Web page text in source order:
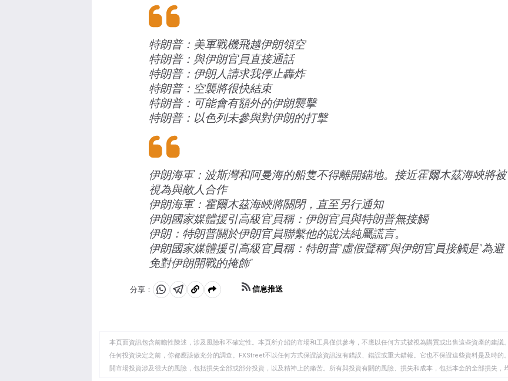
特朗普：美軍戰機飛越伊朗領空
特朗普：與伊朗官員直接通話
特朗普：伊朗人請求我停止轟炸
特朗普：空襲將很快結束
特朗普：可能會有額外的伊朗襲擊
特朗普：以色列未參與對伊朗的打擊
伊朗海軍：波斯灣和阿曼海的船隻不得離開錨地。接近霍爾木茲海峽將被
視為與敵人合作
伊朗海軍：霍爾木茲海峽將關閉，直至另行通知
伊朗國家媒體援引高級官員稱：伊朗官員與特朗普無接觸
伊朗：特朗普關於伊朗官員聯繫他的說法純屬謊言。
伊朗國家媒體援引高級官員稱：特朗普"虛假聲稱"與伊朗官員接觸是"為避
免對伊朗開戰的掩飾"
分享：
分
WhatsApp
分
Telegram
複
剪
貼
板
信息推送
本頁面資訊包含前瞻性陳述，涉及風險和不確定性。本頁所介紹的市場和工具僅供參考，不應以任何方式被視為購買或出售這些資產的建議
任何投資決定之前，你都應該做充分的調查。FXStreet不以任何方式保證該資訊沒有錯誤、錯誤或重大錯報。它也不保證這些資料是及時的
開市場投資涉及很大的風險，包括損失全部或部分投資，以及精神上的痛苦。所有與投資有關的風險、損失和成本，包括本金的全部損失，